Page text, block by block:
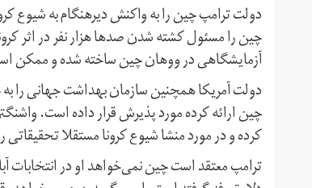
دولت ترامپ چین را به واکنش دیرهنگام به شیوع
چین را مسئول کشته شدن صدها هزار نفر در اثر
آزمایشگاهی در ووهان چین ساخته شده و ممکن
دولت آمریکا همچنین سازمان بهداشت جهانی را
چین ارائه کرده مورد پذیرش قرار داده است.
کرده و در مورد منشا شیوع کرونا مستقلا تحقیقاتی
ترامپ معتقد است چین نمی‌خواهد او در انتخابات